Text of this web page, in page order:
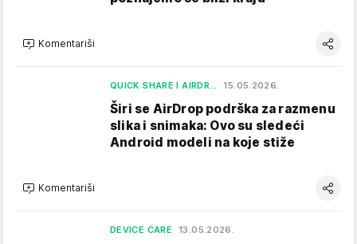
Komentariši
QUICK SHARE I AIRDR… 15.05.2026.
Širi se AirDrop podrška za razmenu
slika i snimaka: Ovo su sledeći
Android modeli na koje stiže
Komentariši
DEVICE CARE 13.05.2026.